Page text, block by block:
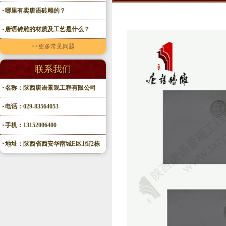
哪里有卖唐语砖雕的？
唐语砖雕的材质及工艺是什么？
>>更多常见问题
联系我们
名称：陕西唐语景观工程有限公司
电话：029-83564053
手机：13152006400
地址：陕西省西安华南城E区1街2栋